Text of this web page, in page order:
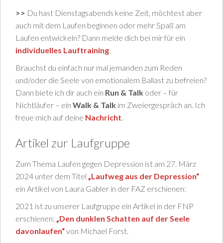
>> Du hast Dienstagsabends keine Zeit, möchtest aber
auch mit dem Laufen beginnen oder mehr Spaß am
Laufen entwickeln? Dann melde dich bei mir für ein
individuelles Lauftraining.
Brauchst du einfach nur mal jemanden zum Reden
und/oder die Seele von emotionalem Ballast zu befreien?
Dann biete ich dir auch ein Run & Talk oder – für
Nichtläufer – ein Walk & Talk im Zweiergespräch an. Ich
freue mich auf deine Nachricht.
Artikel zur Laufgruppe
Zum Thema Laufen gegen Depression ist am 27. März
2024 unter dem Titel „Laufweg aus der Depression“
ein Artikel von Laura Gabler in der FAZ erschienen:
2021 ist zu unserer Laufgruppe ein Artikel in der FNP
erschienen: „Den dunklen Schatten auf der Seele
davonlaufen“von Michael Forst.